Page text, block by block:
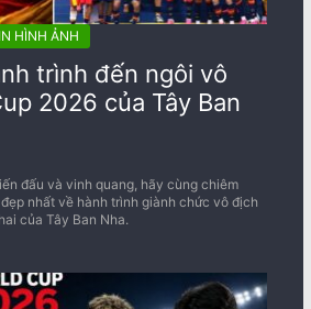
HÌNH ẢNH
trình đến ngôi vô
2026 của Tây Ban
đấu và vinh quang, hãy cùng chiêm
nhất về ​​hành trình giành chức vô địch
của Tây Ban Nha.